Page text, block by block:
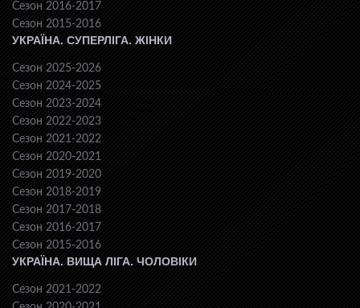
Сезон 2016-2017
Сезон 2015-2016
УКРАЇНА. СУПЕРЛІГА. ЖІНКИ
Сезон 2025-2026
Сезон 2024-2025
Сезон 2023-2024
Сезон 2022-2023
Сезон 2021-2022
Сезон 2020-2021
Сезон 2019-2020
Сезон 2018-2019
Сезон 2017-2018
Сезон 2016-2017
Сезон 2015-2016
УКРАЇНА. ВИЩА ЛІГА. ЧОЛОВІКИ
Сезон 2021-2022